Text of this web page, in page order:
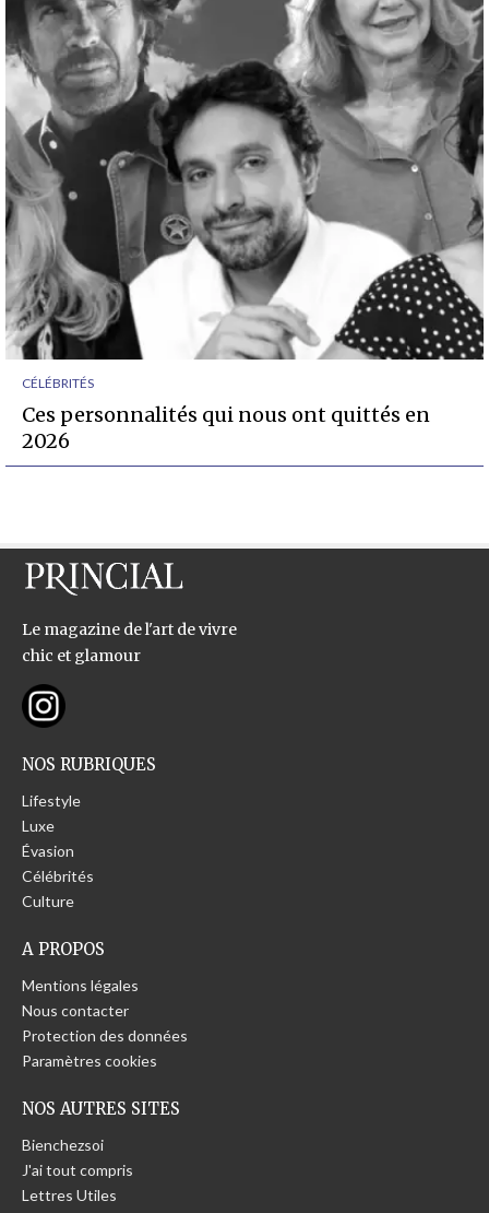
CÉLÉBRITÉS
Ces personnalités qui nous ont quittés en
2026
Le magazine de l'art de vivre
chic et glamour
NOS RUBRIQUES
Lifestyle
Luxe
Évasion
Célébrités
Culture
A PROPOS
Mentions légales
Nous contacter
Protection des données
Paramètres cookies
NOS AUTRES SITES
Bienchezsoi
J'ai tout compris
Lettres Utiles